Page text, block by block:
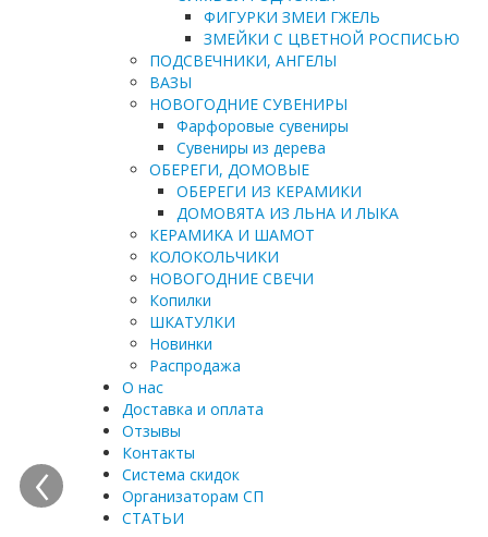
ФИГУРКИ ЗМЕИ ГЖЕЛЬ
ЗМЕЙКИ С ЦВЕТНОЙ РОСПИСЬЮ
ПОДСВЕЧНИКИ, АНГЕЛЫ
ВАЗЫ
НОВОГОДНИЕ СУВЕНИРЫ
Фарфоровые сувениры
Сувениры из дерева
ОБЕРЕГИ, ДОМОВЫЕ
ОБЕРЕГИ ИЗ КЕРАМИКИ
ДОМОВЯТА ИЗ ЛЬНА И ЛЫКА
КЕРАМИКА И ШАМОТ
КОЛОКОЛЬЧИКИ
НОВОГОДНИЕ СВЕЧИ
Копилки
ШКАТУЛКИ
Новинки
Распродажа
О нас
Доставка и оплата
Отзывы
Контакты
Система скидок
Организаторам СП
СТАТЬИ
‹